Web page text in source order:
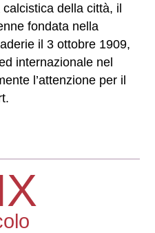
della città, il
fondata nella
il 3 ottobre 1909,
internazionale nel
l’attenzione per il